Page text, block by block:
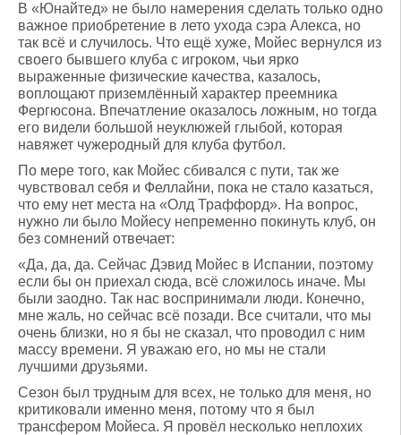
В «Юнайтед» не было намерения сделать только одно
важное приобретение в лето ухода сэра Алекса, но
так всё и случилось. Что ещё хуже, Мойес вернулся из
своего бывшего клуба с игроком, чьи ярко
выраженные физические качества, казалось,
воплощают приземлённый характер преемника
Фергюсона. Впечатление оказалось ложным, но тогда
его видели большой неуклюжей глыбой, которая
навяжет чужеродный для клуба футбол.
По мере того, как Мойес сбивался с пути, так же
чувствовал себя и Феллайни, пока не стало казаться,
что ему нет места на «Олд Траффорд». На вопрос,
нужно ли было Мойесу непременно покинуть клуб, он
без сомнений отвечает:
«Да, да, да. Сейчас Дэвид Мойес в Испании, поэтому
если бы он приехал сюда, всё сложилось иначе. Мы
были заодно. Так нас воспринимали люди. Конечно,
мне жаль, но сейчас всё позади. Все считали, что мы
очень близки, но я бы не сказал, что проводил с ним
массу времени. Я уважаю его, но мы не стали
лучшими друзьями.
Сезон был трудным для всех, не только для меня, но
критиковали именно меня, потому что я был
трансфером Мойеса. Я провёл несколько неплохих